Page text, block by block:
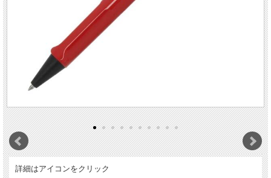
詳細はアイコンをクリック